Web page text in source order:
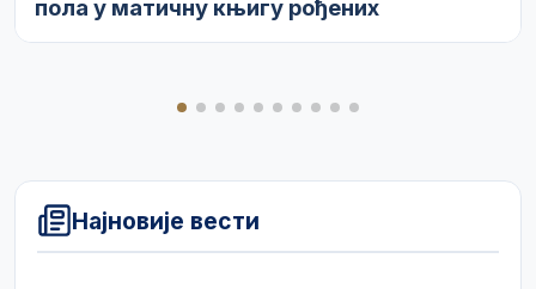
пола у матичну књигу рођених
Најновије вести